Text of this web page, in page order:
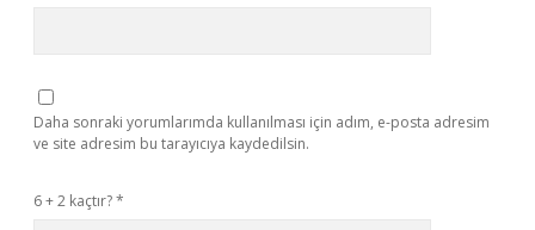
Daha sonraki yorumlarımda kullanılması için adım, e-posta adresim
ve site adresim bu tarayıcıya kaydedilsin.
6 + 2 kaçtır?*